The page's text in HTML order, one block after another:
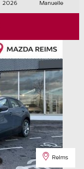
2026 Manuelle
Reims